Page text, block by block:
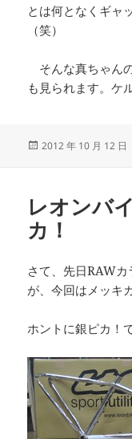
とは何となくギャ
（笑）
そんな真ちゃん
も見られます。ケ
投
2012 年 10 月 12 日
レオン
カ！
さて、先日RAW
が、今回はメッキ
ホントに銀ピカ！